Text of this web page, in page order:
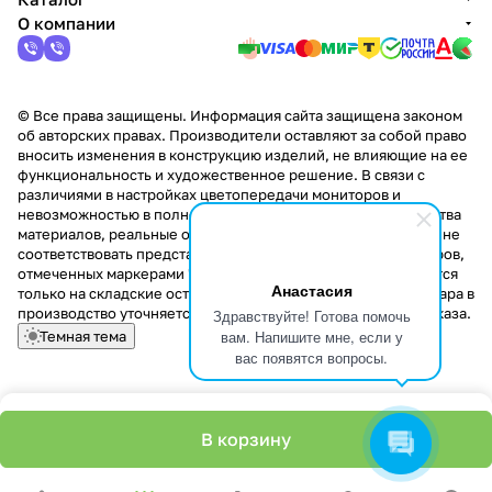
Анастасия
Здравствуйте! Готова помочь
вам. Напишите мне, если у
вас появятся вопросы.
В корзину
О компании
© Все права защищены. Информация сайта защищена законом
об авторских правах. Производители оставляют за собой право
вносить изменения в конструкцию изделий, не влияющие на ее
функциональность и художественное решение. В связи с
различиями в настройках цветопередачи мониторов и
невозможностью в полной мере передать некоторые свойства
материалов, реальные оттенки и текстуры продукции могут не
соответствовать представленным на сайте. Стоимость товаров,
отмеченных маркерами "Скидка!" и "Акция!" распространяется
только на складские остатки. Стоимость заказа данного товара в
производство уточняется у менеджера при оформлении заказа.
Темная тема